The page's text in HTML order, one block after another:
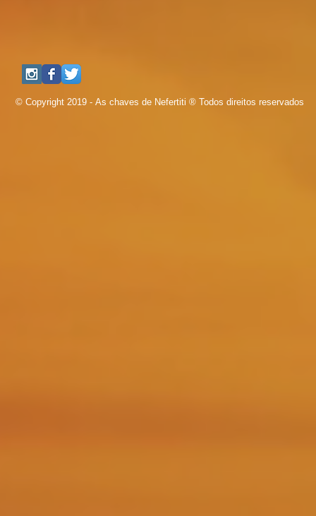
© Copyright 2019 - As chaves de Nefertiti ® Todos direitos reservados